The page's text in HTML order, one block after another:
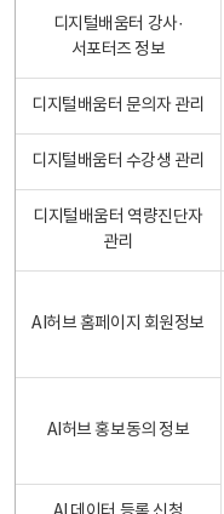
디지털배움터 강사·
서포터즈 정보
디지털배움터 문의자 관리
디지털배움터 수강생 관리
디지털배움터 역량진단자
관리
AI허브 홈페이지 회원정보
AI허브 홍보동의 정보